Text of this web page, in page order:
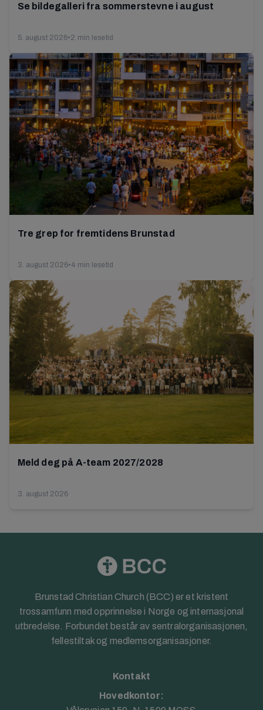
Se bildegalleri fra sommerstevne i august
5. august 2026•2 min lesetid
Tre grep for fremtidens Brunstad
3. august 2026•4 min lesetid
Meld deg på A-team 2027/2028
3. august 2026
Brunstad Christian Church (BCC) er et kristent
trossamfunn med opprinnelse i Norge og internasjonal
utbredelse. Forbundet består av sentralorganisasjonen,
fellestiltak og medlemsorganisasjoner.
Kontakt
Hovedkontor: